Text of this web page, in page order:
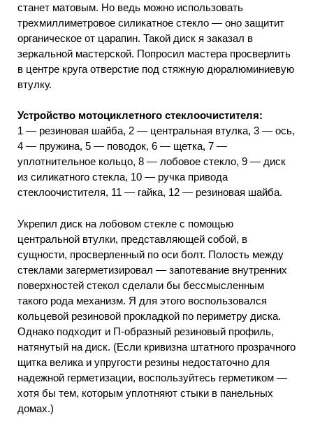
станет матовым. Но ведь можно использовать
трехмиллиметровое силикатное стекло — оно защитит
органическое от царапин. Такой диск я заказал в
зеркальной мастерской. Попросил мастера просверлить
в центре круга отверстие под стяжную дюралюминиевую
втулку.
Устройство мотоциклетного стеклоочистителя:
1 — резиновая шайба, 2 — центральная втулка, 3 — ось,
4 — пружина, 5 — поводок, 6 — щетка, 7 —
уплотнительное кольцо, 8 — лобовое стекло, 9 — диск
из силикатного стекла, 10 — ручка привода
стеклоочистителя, 11 — гайка, 12 — резиновая шайба.
Укрепил диск на лобовом стекле с помощью
центральной втулки, представляющей собой, в
сущности, просверленный по оси болт. Полость между
стеклами загерметизировал — запотевание внутренних
поверхностей стекол сделали бы бессмысленным
такого рода механизм. Я для этого воспользовался
кольцевой резиновой прокладкой по периметру диска.
Однако подходит и П-образный резиновый профиль,
натянутый на диск. (Если кривизна штатного прозрачного
щитка велика и упругости резины недостаточно для
надежной герметизации, воспользуйтесь герметиком —
хотя бы тем, которым уплотняют стыки в панельных
домах.)